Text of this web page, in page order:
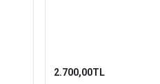
2.700,00TL